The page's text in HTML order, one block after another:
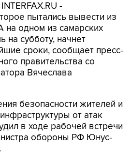
-
пытались вывести из
на одном из самарских
на субботу, начнет
сроки, сообщает пресс-
правительства со
Вячеслава
безопасности жителей и
от атак
в ходе рабочей встречи
обороны РФ Юнус-